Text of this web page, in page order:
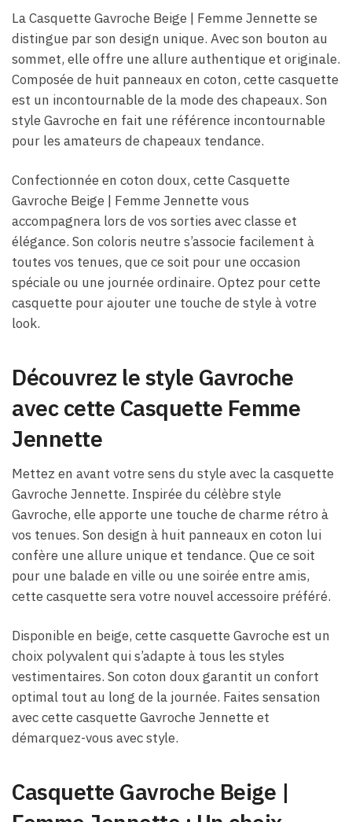
La Casquette Gavroche Beige | Femme Jennette se
distingue par son design unique. Avec son bouton au
sommet, elle offre une allure authentique et originale.
Composée de huit panneaux en coton, cette casquette
est un incontournable de la mode des chapeaux. Son
style Gavroche en fait une référence incontournable
pour les amateurs de chapeaux tendance.
Confectionnée en coton doux, cette Casquette
Gavroche Beige | Femme Jennette vous
accompagnera lors de vos sorties avec classe et
élégance. Son coloris neutre s’associe facilement à
toutes vos tenues, que ce soit pour une occasion
spéciale ou une journée ordinaire. Optez pour cette
casquette pour ajouter une touche de style à votre
look.
Découvrez le style Gavroche
avec cette Casquette Femme
Jennette
Mettez en avant votre sens du style avec la casquette
Gavroche Jennette. Inspirée du célèbre style
Gavroche, elle apporte une touche de charme rétro à
vos tenues. Son design à huit panneaux en coton lui
confère une allure unique et tendance. Que ce soit
pour une balade en ville ou une soirée entre amis,
cette casquette sera votre nouvel accessoire préféré.
Disponible en beige, cette casquette Gavroche est un
choix polyvalent qui s’adapte à tous les styles
vestimentaires. Son coton doux garantit un confort
optimal tout au long de la journée. Faites sensation
avec cette casquette Gavroche Jennette et
démarquez-vous avec style.
Casquette Gavroche Beige |